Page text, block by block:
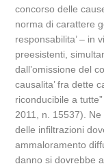
concorso delle
norma di carattere
responsabilita’ – in
preesistenti,
dall’omissione del
causalita’ fra dette
riconducibile a
2011, n. 15537).
delle infiltrazioni
ammaloramento
danno si dovrebbe